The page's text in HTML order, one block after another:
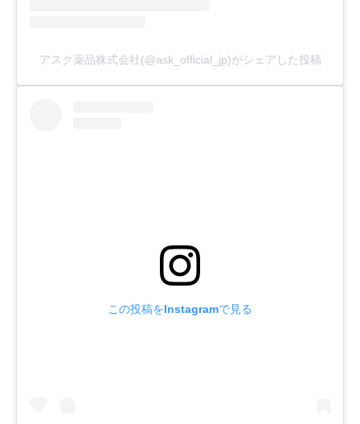
アスク薬品株式会社(@ask_official_jp)がシェアした投稿
この投稿をInstagramで見る